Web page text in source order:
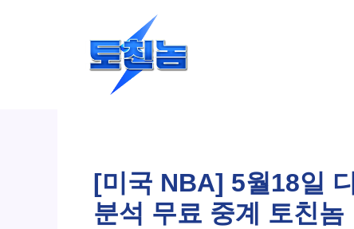
[미국 NBA] 5월18일
분석 무료 중계 토친놈